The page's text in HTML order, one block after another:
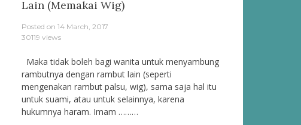
Lain (Memakai Wig)
Posted on 14 March, 2017
30119 views
Maka tidak boleh bagi wanita untuk menyambung
rambutnya dengan rambut lain (seperti
mengenakan rambut palsu, wig), sama saja hal itu
untuk suami, atau untuk selainnya, karena
hukumnya haram. Imam ………